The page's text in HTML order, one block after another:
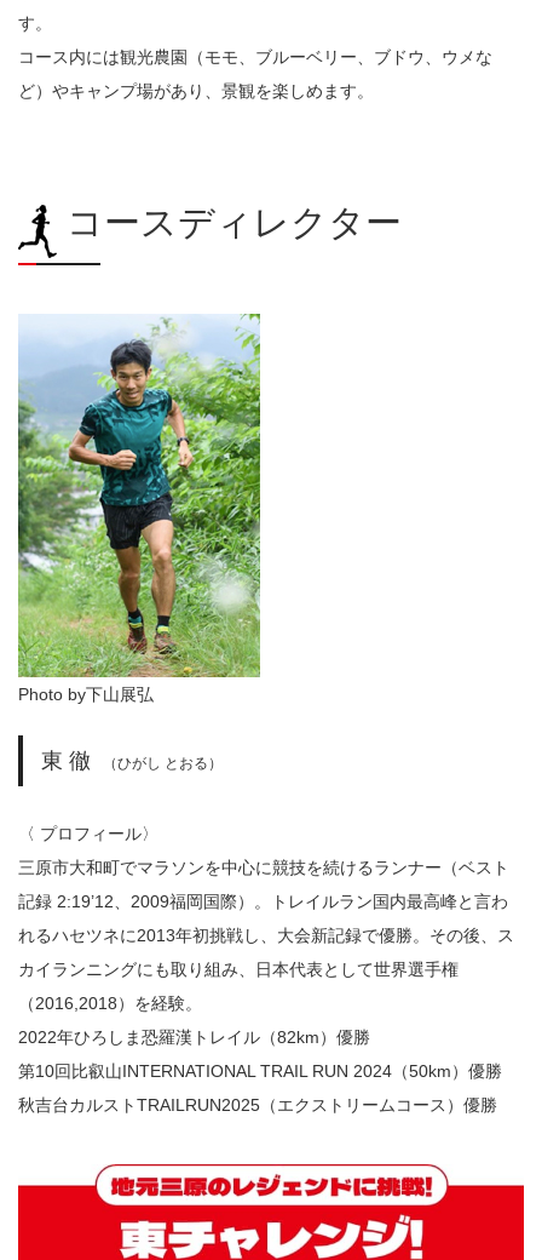
す。
コース内には観光農園（モモ、ブルーベリー、ブドウ、ウメな
ど）やキャンプ場があり、景観を楽しめます。
コースディレクター
Photo by下山展弘
東 徹 （ひがし とおる）
〈 プロフィール〉
三原市大和町でマラソンを中心に競技を続けるランナー（ベスト
記録 2:19’12、2009福岡国際）。トレイルラン国内最高峰と言わ
れるハセツネに2013年初挑戦し、大会新記録で優勝。その後、ス
カイランニングにも取り組み、日本代表として世界選手権
（2016,2018）を経験。
2022年ひろしま恐羅漢トレイル（82km）優勝
第10回比叡山INTERNATIONAL TRAIL RUN 2024（50km）優勝
秋吉台カルストTRAILRUN2025（エクストリームコース）優勝